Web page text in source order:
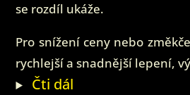
se rozdíl ukáže.
Pro snížení ceny nebo
rychlejší a snadnější lepení,
Čti dál